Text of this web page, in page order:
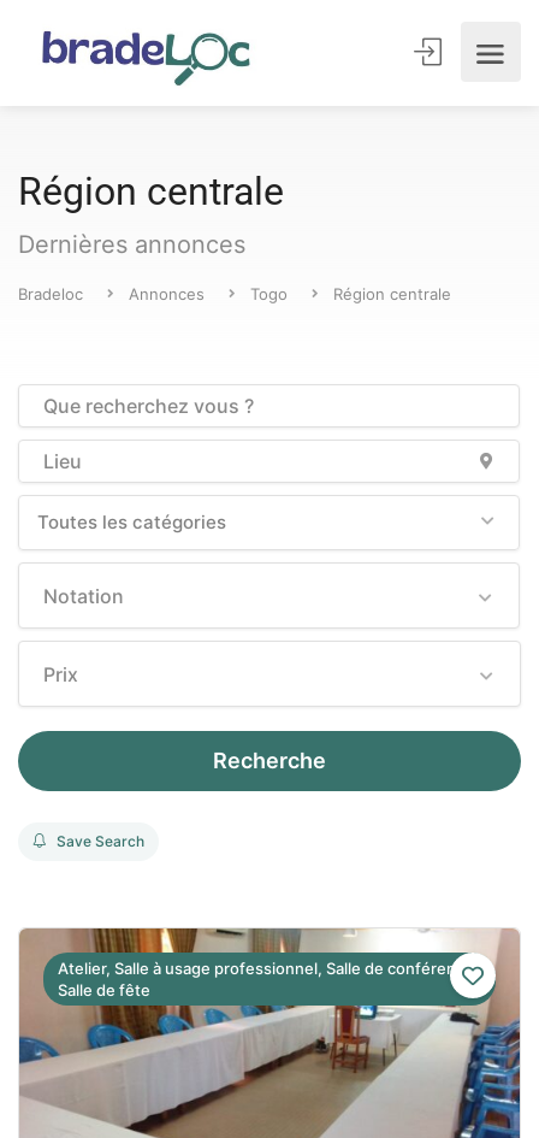
Région centrale
Dernières annonces
Bradeloc Annonces Togo Région centrale
Toutes les catégories
Notation
Prix
Recherche
Save Search
Atelier, Salle à usage professionnel, Salle de conférence,
Salle de fête